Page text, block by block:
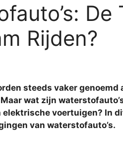
De
Rijden?
steeds vaker genoemd
wat zijn
elektrische voertuigen? In
van waterstofauto’s.